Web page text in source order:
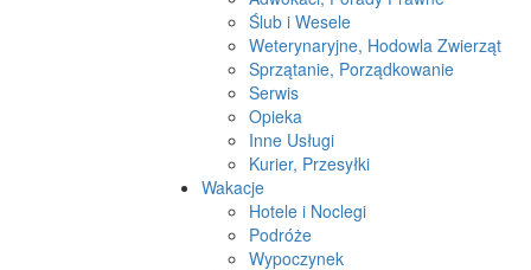
Ślub i Wesele
Weterynaryjne, Hodowla Zwierząt
Sprzątanie, Porządkowanie
Serwis
Opieka
Inne Usługi
Kurier, Przesyłki
Wakacje
Hotele i Noclegi
Podróże
Wypoczynek